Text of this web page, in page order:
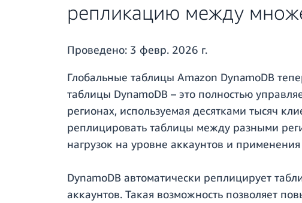
репликацию между
Проведено: 3 февр. 2026 г.
Глобальные таблицы Amazon DynamoDB
таблицы DynamoDB – это полностью
регионах, используемая десятками тысяч
реплицировать таблицы между разными
нагрузок на уровне аккаунтов и
DynamoDB автоматически реплицирует
аккаунтов. Такая возможность позволяет